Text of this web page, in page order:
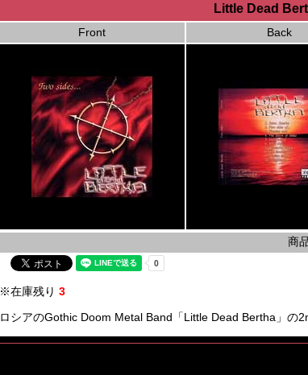
Little Dead
Front Back
商
※在庫残り 3
ロシアのGothic Doom Metal Band「Little Dead Bertha」の